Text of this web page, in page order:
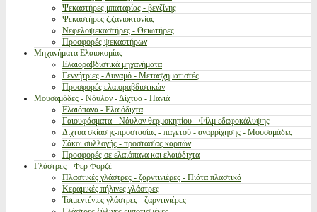
Ψεκαστήρες μπαταρίας - βενζίνης
Ψεκαστήρες ζιζανιοκτονίας
Νεφελοψεκαστήρες - Θειωτήρες
Προσφορές ψεκαστήρων
Μηχανήματα Ελαιοκομίας
Ελαιοραβδιστικά μηχανήματα
Γεννήτριες - Δυναμό - Μετασχηματιστές
Προσφορές ελαιοραβδιστικών
Μουσαμάδες - Νάυλον - Δίχτυα - Πανιά
Ελαιόπανα - Ελαιόδιχτα
Γαιουφάσματα - Νάυλον θερμοκηπίου - Φίλμ εδαφοκάλυψης
Δίχτυα σκίασης-προστασίας - παγετού - αναρρίχησης - Μουσαμάδες
Σάκοι συλλογής - προστασίας καρπών
Προσφορές σε ελαιόπανα και ελαιόδιχτα
Γλάστρες - Φερ Φορζέ
Πλαστικές γλάστρες - ζαρντινιέρες - Πιάτα πλαστικά
Κεραμικές πήλινες γλάστρες
Τσιμεντένιες γλάστρες - ζαρντινιέρες